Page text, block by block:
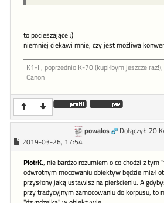
to pocieszające :)
niemniej ciekawi mnie, czy jest możliwa
K1-II, poprzednio K-70 (kupiłbym jeszcze
Canon
powalos
Dołączył: 20
2019-03-26, 17:54
PiotrK., nie bardzo rozumiem o co chodzi z tym
odwrotnym mocowaniu obiektyw będzie miał
przysłony jaką ustawisz na pierścieniu. A
przy tradycyjnym zamocowaniu do korpusu, to